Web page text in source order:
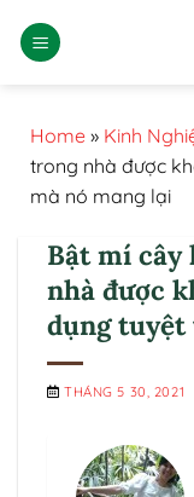
qua
Home » Kinh
trong nhà được
mà nó mang lại
Bật mí
nhà được
dụng tuyệt
THÁNG 5 30, 2021